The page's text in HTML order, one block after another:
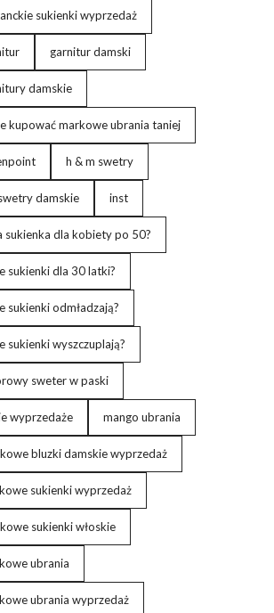
sukienki wyprzedaż
garnitur damski
damskie
kupować markowe ubrania taniej
h & m swetry
damskie inst
sukienka dla kobiety po 50?
sukienki dla 30 latki?
sukienki odmładzają?
sukienki wyszczuplają?
sweter w paski
wyprzedaże mango ubrania
bluzki damskie wyprzedaż
sukienki wyprzedaż
sukienki włoskie
ubrania
ubrania wyprzedaż